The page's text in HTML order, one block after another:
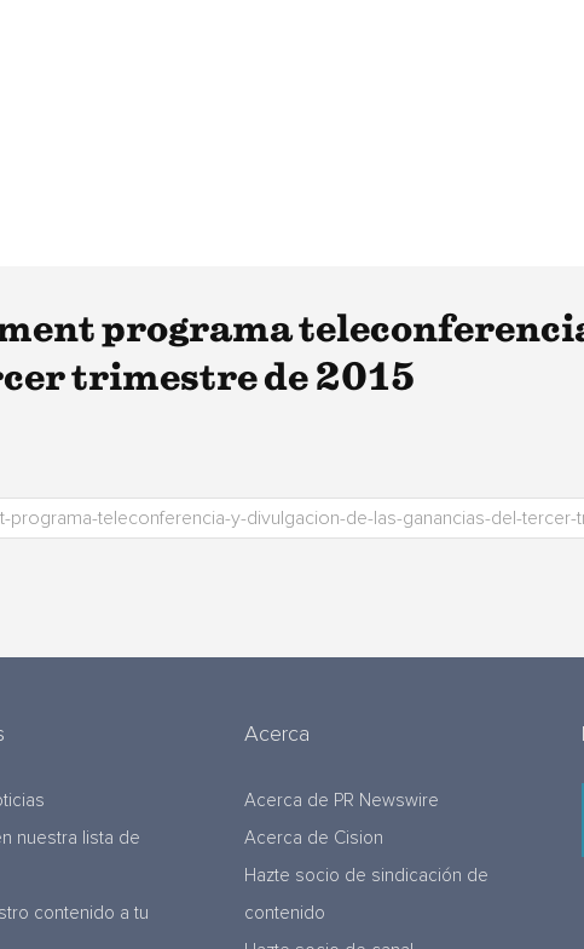
programa
trimestre de 2015
nuestra lista de
contenido a tu
Acerca
Acerca de PR Newswire
Acerca de Cision
Hazte socio de sindicación de
contenido